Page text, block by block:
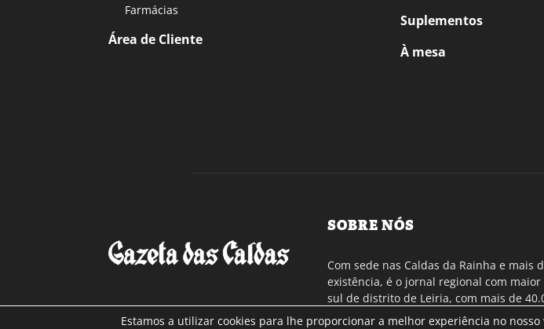
Farmácias
Área de Cliente
Suplementos
À mesa
SOBRE NÓS
Com sede nas Caldas da Rainha e mais
existência, é o jornal regional com
sul de distrito de Leiria, com mais de
a região Oeste. Jornal com distribuição
Estamos a utilizar cookies para lhe proporcionar a melhor experiência no nosso